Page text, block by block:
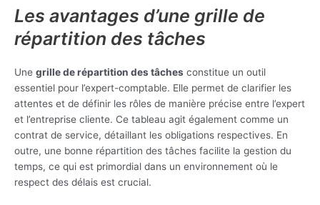
Les avantages d’une grille de
répartition des tâches
Une grille de répartition des tâches constitue un outil
essentiel pour l’expert-comptable. Elle permet de clarifier les
attentes et de définir les rôles de manière précise entre l’expert
et l’entreprise cliente. Ce tableau agit également comme un
contrat de service, détaillant les obligations respectives. En
outre, une bonne répartition des tâches facilite la gestion du
temps, ce qui est primordial dans un environnement où le
respect des délais est crucial.